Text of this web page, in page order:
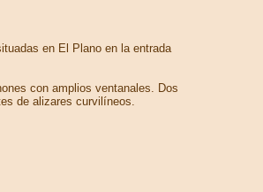
en El Plano en la entrada
con amplios ventanales. Dos
de alizares curvilíneos.